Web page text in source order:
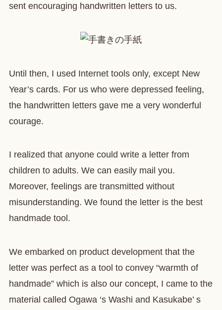
sent encouraging handwritten letters to us.
Until then, I used Internet tools only, except New
Year’s cards. For us who were depressed feeling,
the handwritten letters gave me a very wonderful
courage.
I realized that anyone could write a letter from
children to adults. We can easily mail you.
Moreover, feelings are transmitted without
misunderstanding. We found the letter is the best
handmade tool.
We embarked on product development that the
letter was perfect as a tool to convey “warmth of
handmade” which is also our concept, I came to the
material called Ogawa ‘s Washi and Kasukabe’ s